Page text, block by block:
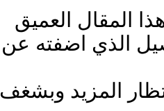
المقال العميق
الذي اضفته عن
المزيد وبشغف